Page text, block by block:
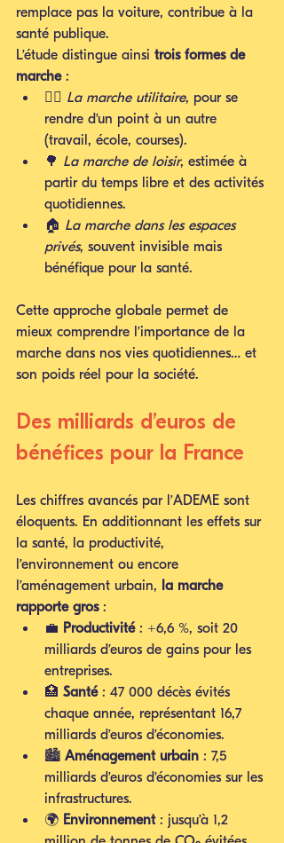
remplace pas la voiture, contribue à la
santé publique.
L’étude distingue ainsi trois formes de
marche :
🚶‍♀️ La marche utilitaire, pour se
rendre d’un point à un autre
(travail, école, courses).
🌳 La marche de loisir, estimée à
partir du temps libre et des activités
quotidiennes.
🏠 La marche dans les espaces
privés, souvent invisible mais
bénéfique pour la santé.
Cette approche globale permet de
mieux comprendre l’importance de la
marche dans nos vies quotidiennes… et
son poids réel pour la société.
Des milliards d’euros de
bénéfices pour la France
Les chiffres avancés par l’ADEME sont
éloquents. En additionnant les effets sur
la santé, la productivité,
l’environnement ou encore
l’aménagement urbain, la marche
rapporte gros :
💼 Productivité : +6,6 %, soit 20
milliards d’euros de gains pour les
entreprises.
🏥 Santé : 47 000 décès évités
chaque année, représentant 16,7
milliards d’euros d’économies.
🏙️ Aménagement urbain : 7,5
milliards d’euros d’économies sur les
infrastructures.
🌍 Environnement : jusqu’à 1,2